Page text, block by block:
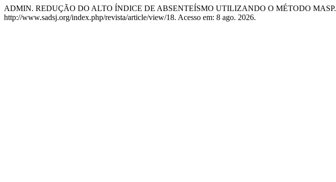
ADMIN. REDUÇÃO DO ALTO ÍNDICE DE ABSENTEÍSMO UTILIZANDO O MÉTODO MASP.
http://www.sadsj.org/index.php/revista/article/view/18. Acesso em: 8 ago. 2026.